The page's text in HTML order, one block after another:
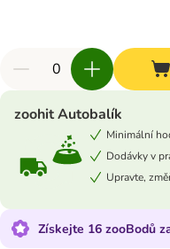
zoohit Autobalík
Minimální
Dodávky v
Upravte,
Získejte 16 zooBodů